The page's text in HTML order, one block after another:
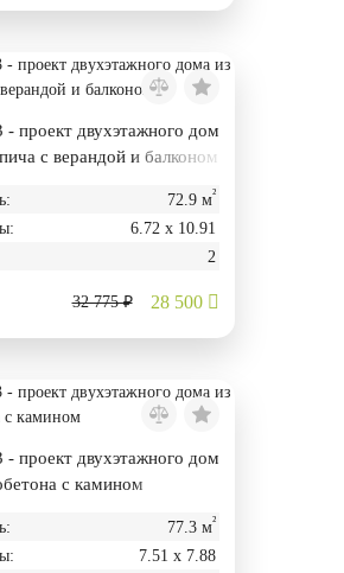
- проект двухэтажного дом
с верандой и балконом
72.9 м²
6.72 х 10.91
2
32 775 ₽ 28 500
- проект двухэтажного дом
с камином
77.3 м²
7.51 х 7.88